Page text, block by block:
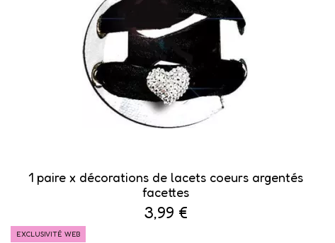
1 paire x ​décorations de lacets coeurs argentés
facettes
3,99 €
EXCLUSIVITÉ WEB